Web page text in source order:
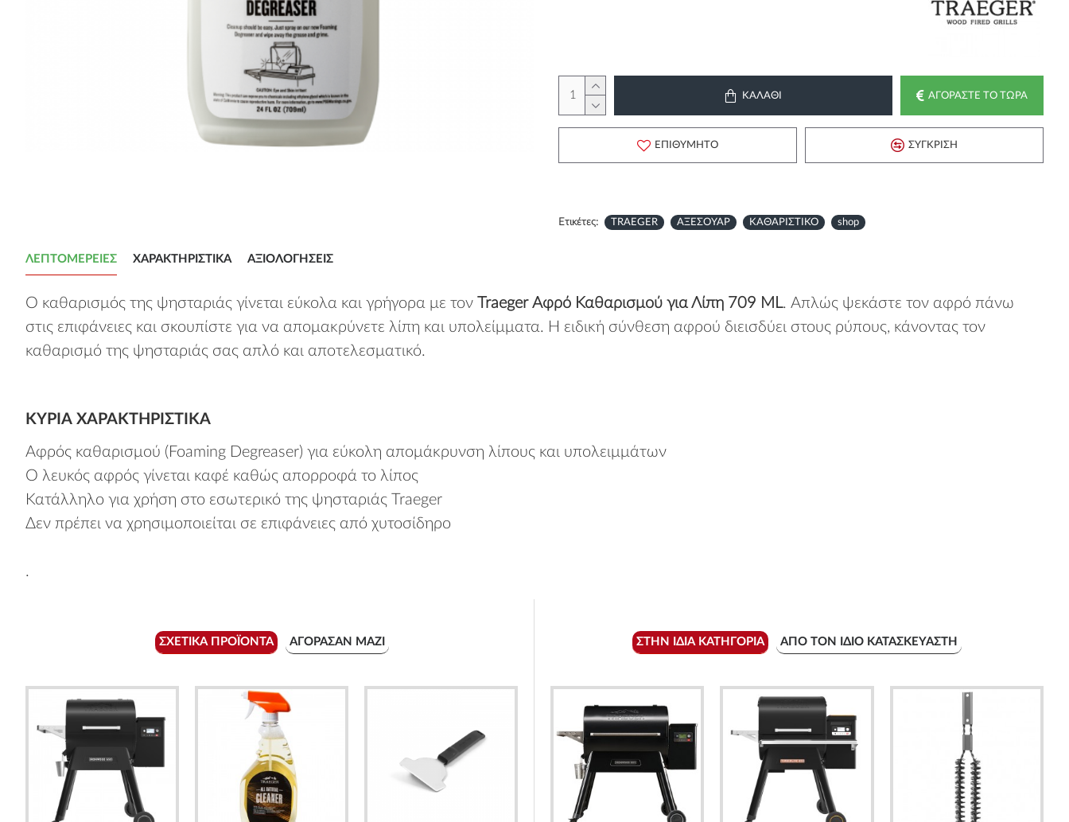
ΚΑΛΆΘΙ ΑΓΟΡΆΣΤΕ ΤΟ ΤΏΡΑ
ΕΠΙΘΥΜΗΤΌ ΣΎΓΚΡΙΣΗ
Ετικέτες: TRAEGER ΑΞΕΣΟΥΑΡ ΚΑΘΑΡΙΣΤΙΚΟ shop
ΛΕΠΤΟΜΈΡΕΙΕΣ ΧΑΡΑΚΤΗΡΙΣΤΙΚΆ ΑΞΙΟΛΟΓΉΣΕΙΣ
Ο καθαρισμός της ψησταριάς γίνεται εύκολα και γρήγορα με τον Traeger Αφρό Καθαρισμού για Λίπη 709 ML. Απλώς ψεκάστε τον αφρό πάνω
στις επιφάνειες και σκουπίστε για να απομακρύνετε λίπη και υπολείμματα. Η ειδική σύνθεση αφρού διεισδύει στους ρύπους, κάνοντας τον
καθαρισμό της ψησταριάς σας απλό και αποτελεσματικό.
ΚΎΡΙΑ ΧΑΡΑΚΤΗΡΙΣΤΙΚΆ
Αφρός καθαρισμού (Foaming Degreaser) για εύκολη απομάκρυνση λίπους και υπολειμμάτων
Ο λευκός αφρός γίνεται καφέ καθώς απορροφά το λίπος
Κατάλληλο για χρήση στο εσωτερικό της ψησταριάς Traeger
Δεν πρέπει να χρησιμοποιείται σε επιφάνειες από χυτοσίδηρο
.
ΣΧΕΤΙΚΆ ΠΡΟΪΌΝΤΑ ΑΓΌΡΑΣΑΝ ΜΑΖΊ ΣΤΗΝ ΊΔΙΑ ΚΑΤΗΓΟΡΊΑ ΑΠΌ ΤΟΝ ΊΔΙΟ ΚΑΤΑΣΚΕΥΑΣΤΉ